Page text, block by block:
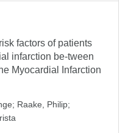
factors of patients
infarction be-tween
Myocardial Infarction
; Raake, Philip;